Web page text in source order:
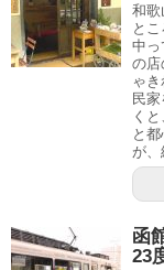
和歌
と
中
の店
ゃ
民
く
と
が、
函
23